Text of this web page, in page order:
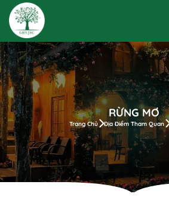
RỪNG MƠ
Trang Chủ Địa Điểm Tham Quan